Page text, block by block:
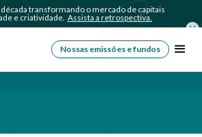
transformando o mercado de capitais
e criatividade. Assista a retrospectiva.
Nossas emissões e fundos